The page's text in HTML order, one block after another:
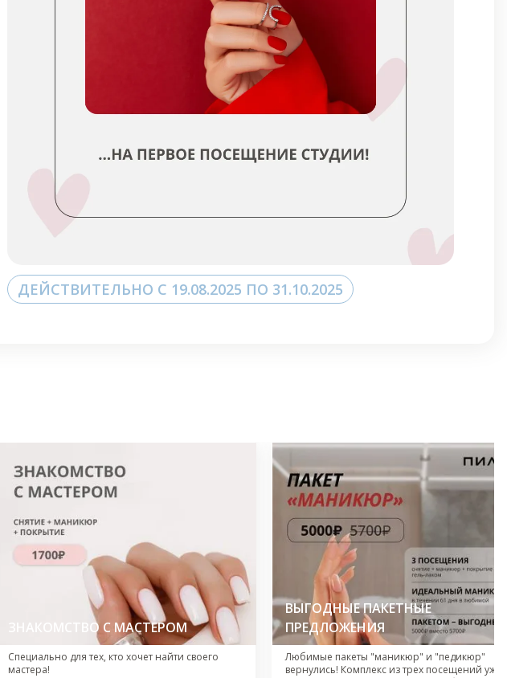
ДЕЙСТВИТЕЛЬНО С 19.08.2025 ПО 31.10.2025
ЗНАКОМСТВО С МАСТЕРОМ
Специально для тех, кто хочет найти своего
мастера!
ВЫГОДНЫЕ ПАКЕТНЫЕ
ПРЕДЛОЖЕНИЯ
Любимые пакеты "маникюр" и "педикюр"
вернулись! Комплекс из трех посещений уже